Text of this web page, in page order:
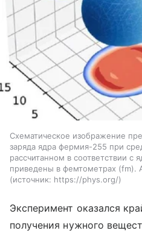
Схематическое изображение
заряда ядра фермия-255 при
рассчитанном в соответствии с
приведены в фемтометрах (fm).
источник: https://phys.org/
Эксперимент оказался
получения нужного